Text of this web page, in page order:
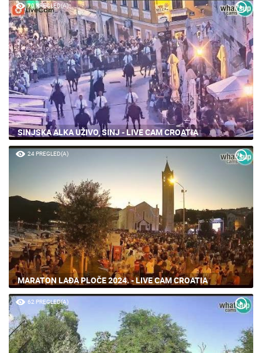
70 PREGLED(A)
SINJSKA ALKA UŽIVO, SINJ - LIVE CAM CROATIA
24 PREGLED(A)
MARATON LAĐA PLOČE 2024. - LIVE CAM CROATIA
62 PREGLED(A)